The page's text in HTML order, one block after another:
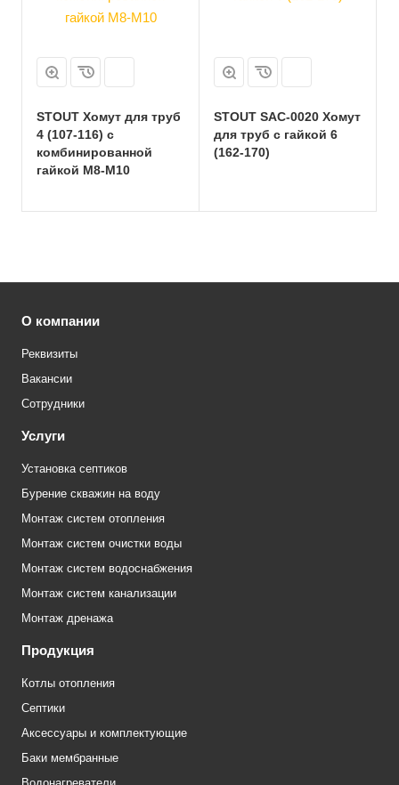
STOUT Хомут для труб
4 (107-116) с
комбинированной
гайкой М8-М10
STOUT SAC-0020 Хомут
для труб с гайкой 6
(162-170)
О компании
Реквизиты
Вакансии
Сотрудники
Услуги
Установка септиков
Бурение скважин на воду
Монтаж систем отопления
Монтаж систем очистки воды
Монтаж систем водоснабжения
Монтаж систем канализации
Монтаж дренажа
Продукция
Котлы отопления
Септики
Аксессуары и комплектующие
Баки мембранные